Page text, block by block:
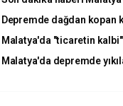
Depremde dağdan kopan
Malatya'da "ticaretin
Malatya'da depremde